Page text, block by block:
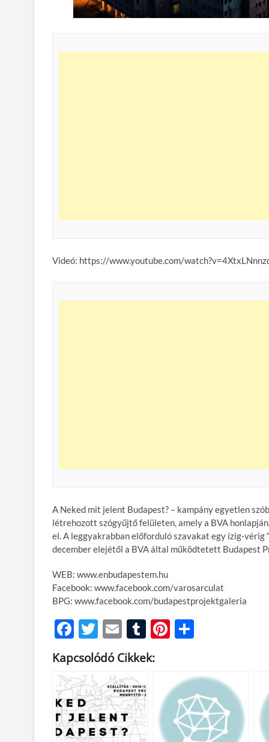
Videó: https://www.youtube.com/
A Neked mit jelent Budapest? – kampány egyetlen
létrehozott szógyűjtő felületen, amely a BVA
el. A leggyakrabban előforduló szavakat egy ízig-
december elejétől a BVA által működtetett Budapest
WEB: www.enbudapestem.hu
Facebook: www.facebook.com/varosarculat
BPG: www.facebook.com/budapestprojektgaleria
F
ac
e
b
o
o
T
w
itt
er
E
m
ail
T
u
m
Pi
es m
e
g
Kapcsolódó Cikkek: